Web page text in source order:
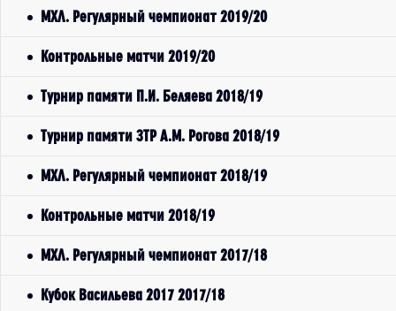
МХЛ. Регулярный чемпионат 2019/20
Контрольные матчи 2019/20
Турнир памяти П.И. Беляева 2018/19
Турнир памяти ЗТР А.М. Рогова 2018/19
МХЛ. Регулярный чемпионат 2018/19
Контрольные матчи 2018/19
МХЛ. Регулярный чемпионат 2017/18
Кубок Васильева 2017 2017/18